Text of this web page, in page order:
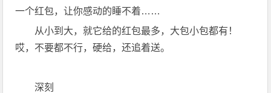
一个红包，让你感动的睡不着……
从小到大，就它给的红包最多，大包小包都有！
哎，不要都不行，硬给，还追着送。
深刻